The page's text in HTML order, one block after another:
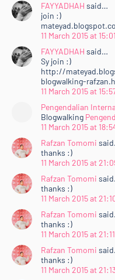
FAYYADHAH said…
join :)
11 March 2015 at 15:01
FAYYADHAH said…
Sy join :)
http://
blogwalking-
11 March 2015 at
Pengendalian
Blogwalking
11 March 2015 at
Rafzan Tomomi
thanks :)
11 March 2015 at
Rafzan Tomomi
thanks :)
11 March 2015 at
Rafzan Tomomi
thanks :)
11 March 2015 at 21:11
Rafzan Tomomi
thanks :)
11 March 2015 at